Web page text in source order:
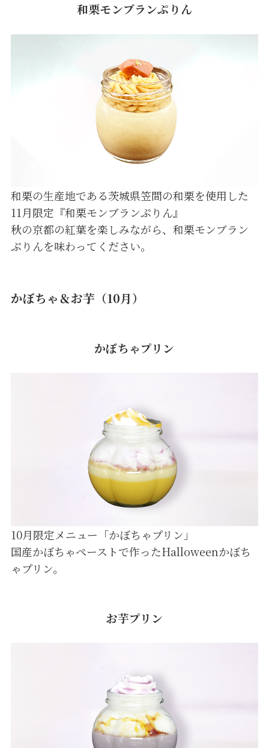
和栗モンブランぷりん
和栗の生産地である茨城県笠間の和栗を使用した
11月限定『和栗モンブランぷりん』
秋の京都の紅葉を楽しみながら、和栗モンブラン
ぷりんを味わってください。
かぼちゃ＆お芋（10月）
かぼちゃプリン
10月限定メニュー「かぼちゃプリン」
国産かぼちゃペーストで作ったHalloweenかぼち
ゃプリン。
お芋プリン